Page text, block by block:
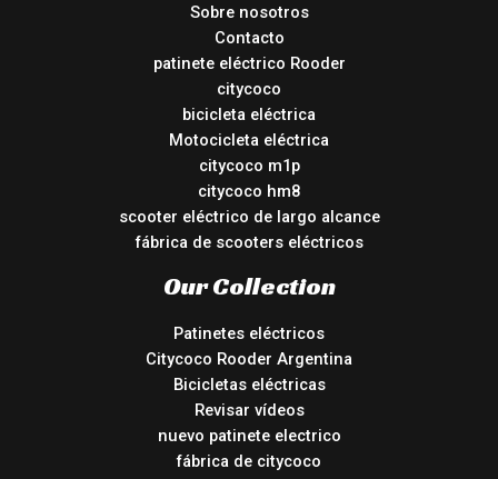
Sobre nosotros
Contacto
patinete eléctrico Rooder
citycoco
bicicleta eléctrica
Motocicleta eléctrica
citycoco m1p
citycoco hm8
scooter eléctrico de largo alcance
fábrica de scooters eléctricos
Our Collection
Patinetes eléctricos
Citycoco Rooder Argentina
Bicicletas eléctricas
Revisar vídeos
nuevo patinete electrico
fábrica de citycoco